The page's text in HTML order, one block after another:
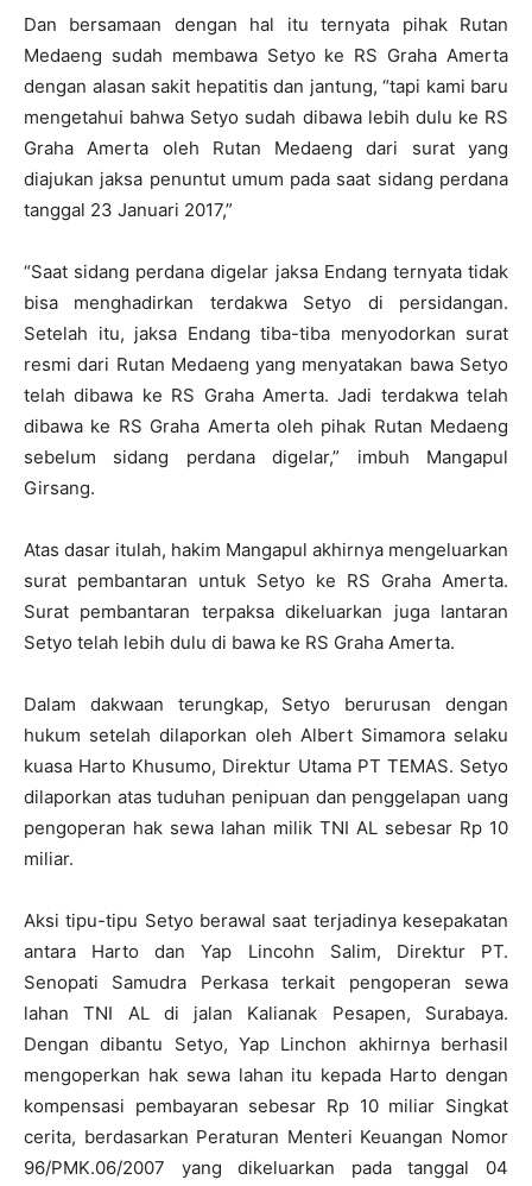
Dan bersamaan dengan hal itu ternyata pihak Rutan
Medaeng sudah membawa Setyo ke RS Graha Amerta
dengan alasan sakit hepatitis dan jantung, “tapi kami baru
mengetahui bahwa Setyo sudah dibawa lebih dulu ke RS
Graha Amerta oleh Rutan Medaeng dari surat yang
diajukan jaksa penuntut umum pada saat sidang perdana
tanggal 23 Januari 2017,”
“Saat sidang perdana digelar jaksa Endang ternyata tidak
bisa menghadirkan terdakwa Setyo di persidangan.
Setelah itu, jaksa Endang tiba-tiba menyodorkan surat
resmi dari Rutan Medaeng yang menyatakan bawa Setyo
telah dibawa ke RS Graha Amerta. Jadi terdakwa telah
dibawa ke RS Graha Amerta oleh pihak Rutan Medaeng
sebelum sidang perdana digelar,” imbuh Mangapul
Girsang.
Atas dasar itulah, hakim Mangapul akhirnya mengeluarkan
surat pembantaran untuk Setyo ke RS Graha Amerta.
Surat pembantaran terpaksa dikeluarkan juga lantaran
Setyo telah lebih dulu di bawa ke RS Graha Amerta.
Dalam dakwaan terungkap, Setyo berurusan dengan
hukum setelah dilaporkan oleh Albert Simamora selaku
kuasa Harto Khusumo, Direktur Utama PT TEMAS. Setyo
dilaporkan atas tuduhan penipuan dan penggelapan uang
pengoperan hak sewa lahan milik TNI AL sebesar Rp 10
miliar.
Aksi tipu-tipu Setyo berawal saat terjadinya kesepakatan
antara Harto dan Yap Lincohn Salim, Direktur PT.
Senopati Samudra Perkasa terkait pengoperan sewa
lahan TNI AL di jalan Kalianak Pesapen, Surabaya.
Dengan dibantu Setyo, Yap Linchon akhirnya berhasil
mengoperkan hak sewa lahan itu kepada Harto dengan
kompensasi pembayaran sebesar Rp 10 miliar Singkat
cerita, berdasarkan Peraturan Menteri Keuangan Nomor
96/PMK.06/2007 yang dikeluarkan pada tanggal 04